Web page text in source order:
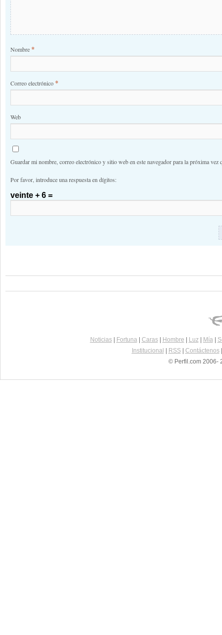
Nombre *
Correo electrónico *
Web
Guardar mi nombre, correo electrónico y sitio web en este navegador para la próxima vez
Por favor, introduce una respuesta en dígitos:
veinte + 6 =
Noticias| Fortuna| Caras| Hombre Luz| Mía|
Institucional
RSS| Contáctenos
© Perfil.com 2006-